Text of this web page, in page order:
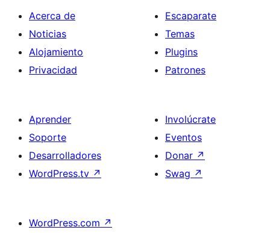
Acerca de
Noticias
Alojamiento
Privacidad
Escaparate
Temas
Plugins
Patrones
Aprender
Soporte
Desarrolladores
WordPress.tv ↗
Involúcrate
Eventos
Donar ↗
Swag ↗
WordPress.com ↗